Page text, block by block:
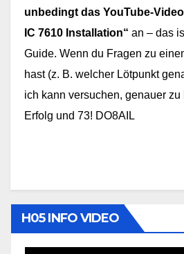
unbedingt das YouTube-Video
IC 7610 Installation“ an – das
Guide. Wenn du Fragen zu
hast (z. B. welcher Lötpunkt
ich kann versuchen, genauer zu
Erfolg und 73! DO8AIL
H05 INFO VIDEO